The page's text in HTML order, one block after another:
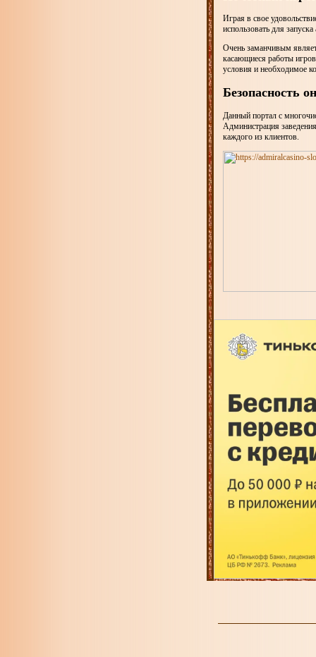
Играя в свое
использовать для
Очень заманчивым
касающиеся работы
условия и необходимое
Безопасность
Данный портал с
Администрация
каждого из клиентов.